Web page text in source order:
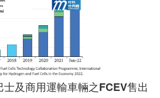
及商用運輸車輛之FCEV售出